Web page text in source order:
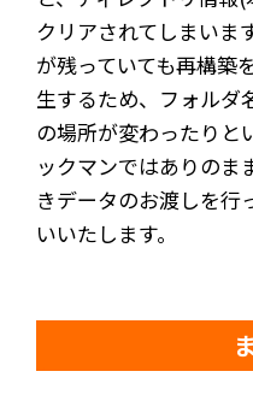
クリアされてしまいま
が残っていても再構築
生するため、フォルダ
の場所が変わったりと
ックマンではありのま
きデータのお渡しを行
いいたします。